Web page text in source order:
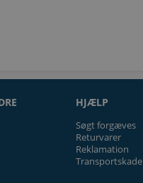
HJÆLP
Søgt forgæves
Returvarer
Reklamation
Transportskade